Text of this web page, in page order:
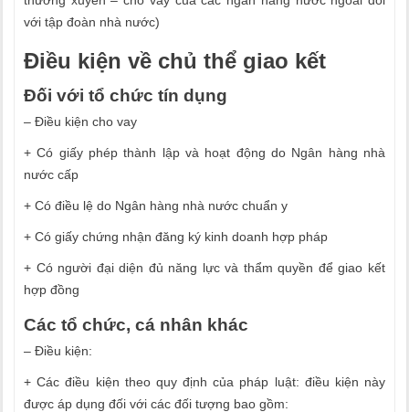
với tập đoàn nhà nước)
Điều kiện về chủ thể giao kết
Đối với tổ chức tín dụng
– Điều kiện cho vay
+ Có giấy phép thành lập và hoạt động do Ngân hàng nhà
nước cấp
+ Có điều lệ do Ngân hàng nhà nước chuẩn y
+ Có giấy chứng nhận đăng ký kinh doanh hợp pháp
+ Có người đại diện đủ năng lực và thẩm quyền để giao kết
hợp đồng
Các tổ chức, cá nhân khác
– Điều kiện:
+ Các điều kiện theo quy định của pháp luật: điều kiện này
được áp dụng đối với các đối tượng bao gồm: